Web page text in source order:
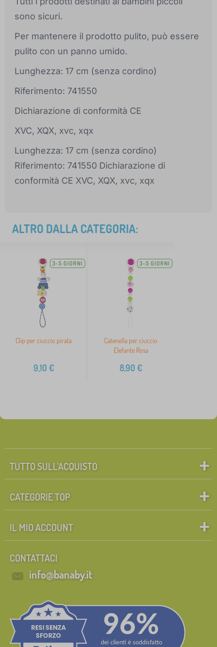
sono sicuri.
Per mantenere il prodotto pulito, può essere
pulito con un panno umido.
Lunghezza: 17 cm (senza cordino)
Riferimento: 741550
Dichiarazione di conformità CE
XVC, XQX, xvc, xqx
Lunghezza: 17 cm (senza cordino)
Riferimento: 741550 Dichiarazione di
conformità CE XVC, XQX, xvc, xqx
ALTRO DALLA CATEGORIA:
3-5 GIORNI
Clip per ciuccio pirata
9,10 €
3-5 GIORNI
Catenella per ciuccio
Elefante Rosa
8,90 €
TUTTO SULL’ACQUISTO
CATEGORIE TOP
IL MIO ACCOUNT
CONTATTACI
info@banaby.it